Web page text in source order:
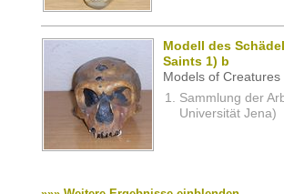
Modell des
Saints 1) b
Models of
Sammlung der
Universität Jena)